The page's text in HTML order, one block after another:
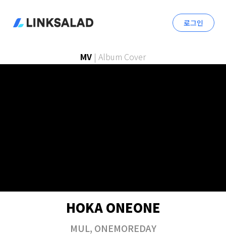
로그인
MV | Album Cover
HOKA ONEONE
MUL, ONEMOREDAY